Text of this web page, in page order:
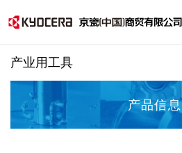
产业用工具
产品信息